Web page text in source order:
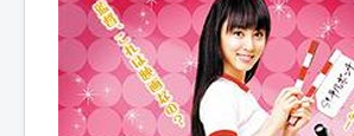
Films
COSAA
Dessins